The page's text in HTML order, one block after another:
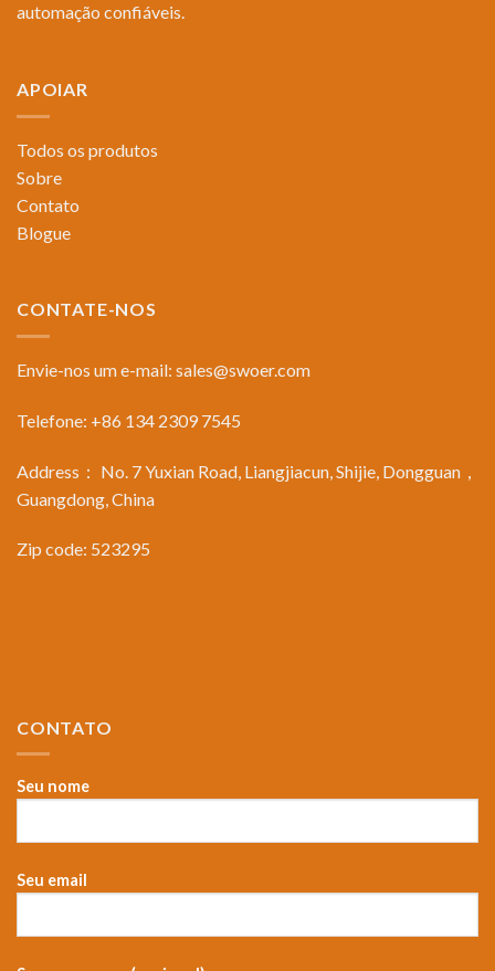
automação confiáveis.
APOIAR
Todos os produtos
Sobre
Contato
Blogue
CONTATE-NOS
Envie-nos um e-mail: sales@swoer.com
Telefone: +86 134 2309 7545
Address： No. 7 Yuxian Road, Liangjiacun, Shijie, Dongguan，
Guangdong, China
Zip code: 523295
CONTATO
Seu nome
Seu email